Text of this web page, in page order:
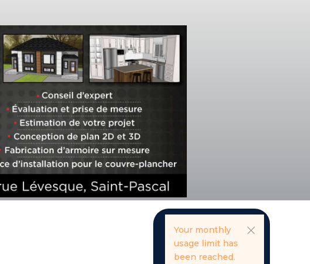
Your monthly
usage limit has
been reached.